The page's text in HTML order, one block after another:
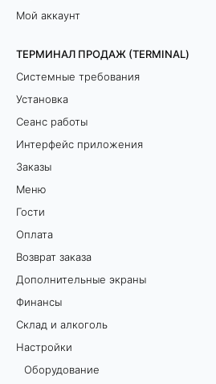
Мой аккаунт
ТЕРМИНАЛ ПРОДАЖ (TERMINAL)
Системные требования
Установка
Сеанс работы
Интерфейс приложения
Заказы
Меню
Гости
Оплата
Возврат заказа
Дополнительные экраны
Финансы
Склад и алкоголь
Настройки
Оборудование